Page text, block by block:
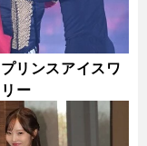
リンスアイスワ
ー